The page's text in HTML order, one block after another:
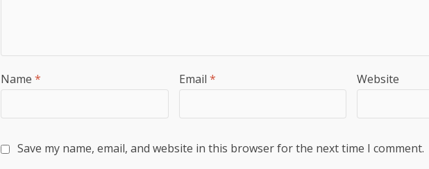
Name * Email * Website
Save my name, email, and website in this browser for the next time I comment.